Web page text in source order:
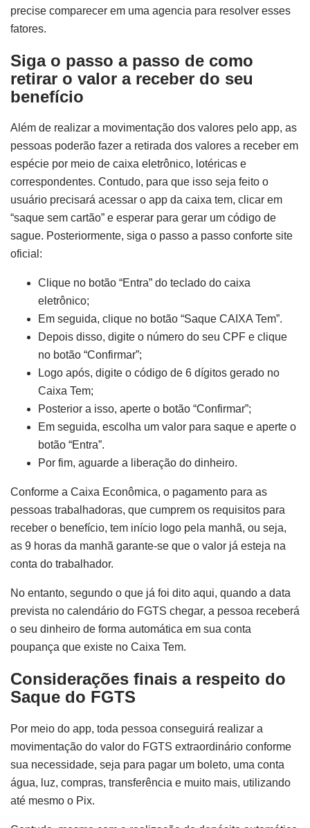
precise comparecer em uma agencia para resolver esses
fatores.
Siga o passo a passo de como
retirar o valor a receber do seu
benefício
Além de realizar a movimentação dos valores pelo app, as
pessoas poderão fazer a retirada dos valores a receber em
espécie por meio de caixa eletrônico, lotéricas e
correspondentes. Contudo, para que isso seja feito o
usuário precisará acessar o app da caixa tem, clicar em
“saque sem cartão” e esperar para gerar um código de
sague. Posteriormente, siga o passo a passo conforte site
oficial:
Clique no botão “Entra” do teclado do caixa
eletrônico;
Em seguida, clique no botão “Saque CAIXA Tem”.
Depois disso, digite o número do seu CPF e clique
no botão “Confirmar”;
Logo após, digite o código de 6 dígitos gerado no
Caixa Tem;
Posterior a isso, aperte o botão “Confirmar”;
Em seguida, escolha um valor para saque e aperte o
botão “Entra”.
Por fim, aguarde a liberação do dinheiro.
Conforme a Caixa Econômica, o pagamento para as
pessoas trabalhadoras, que cumprem os requisitos para
receber o benefício, tem início logo pela manhã, ou seja,
as 9 horas da manhã garante-se que o valor já esteja na
conta do trabalhador.
No entanto, segundo o que já foi dito aqui, quando a data
prevista no calendário do FGTS chegar, a pessoa receberá
o seu dinheiro de forma automática em sua conta
poupança que existe no Caixa Tem.
Considerações finais a respeito do
Saque do FGTS
Por meio do app, toda pessoa conseguirá realizar a
movimentação do valor do FGTS extraordinário conforme
sua necessidade, seja para pagar um boleto, uma conta
água, luz, compras, transferência e muito mais, utilizando
até mesmo o Pix.